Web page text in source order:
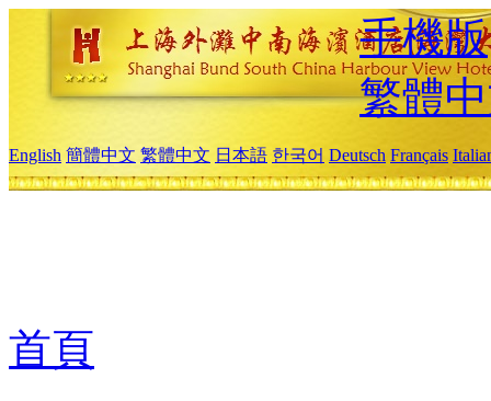
手機版
繁體
English 簡體中文 繁體中文 日本語 한국어 Deutsch Français
首頁